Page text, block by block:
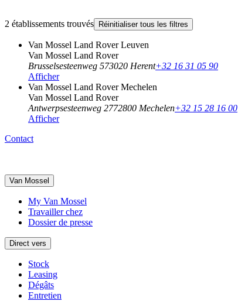
2 établissements trouvés Réinitialiser tous les filtres
Van Mossel Land Rover Leuven
Van Mossel Land Rover
Brusselsesteenweg 573020 Herent+32 16 31 05 90
Afficher
Van Mossel Land Rover Mechelen
Van Mossel Land Rover
Antwerpsesteenweg 2772800 Mechelen+32 15 28 16 00
Afficher
Contact
Van Mossel
My Van Mossel
Travailler chez
Dossier de presse
Direct vers
Stock
Leasing
Dégâts
Entretien